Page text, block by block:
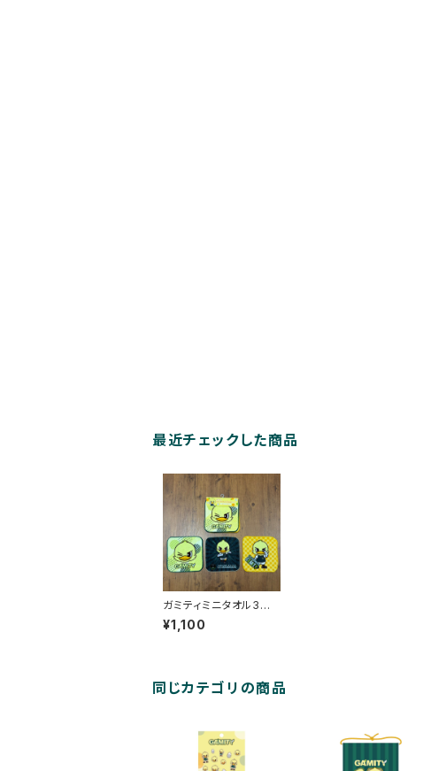
最近チェックした商品
ガミティミニタオル3枚
組セット
¥1,100
同じカテゴリの商品